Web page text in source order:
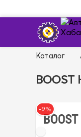
Каталог
BOOST
-9%